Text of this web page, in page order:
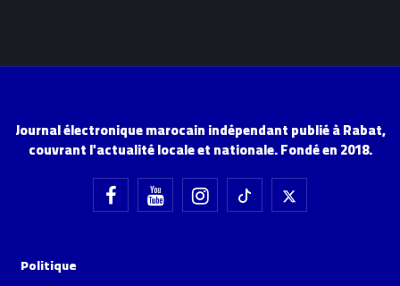
Journal électronique marocain indépendant publié à Rabat,
couvrant l'actualité locale et nationale. Fondé en 2018.
Politique